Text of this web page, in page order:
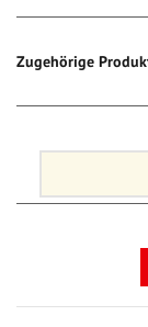
Zugehörige